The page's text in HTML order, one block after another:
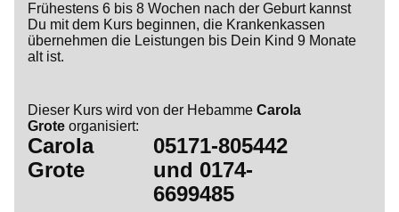
Frühestens 6 bis 8 Wochen nach der Geburt kannst
Du mit dem Kurs beginnen, die Krankenkassen
übernehmen die Leistungen bis Dein Kind 9 Monate
alt ist.
Dieser Kurs wird von der HebammeCarola
Grote organisiert:
Carola
Grote
05171-805442
und 0174-
6699485